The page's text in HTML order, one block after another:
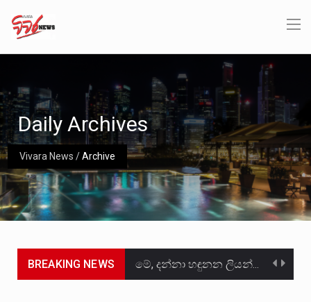
Vivara News /Archive
Daily Archives
BREAKING NEWS මේ, දන්නා හඳුනන ලියන්නකුගේ නන්නාඳුනන අඩවියක සැරිසරා ලද ආස්වාදනීය මොහොතක සිංහාවලෝකනයකි .කෙටි කවියක දිගු බර…